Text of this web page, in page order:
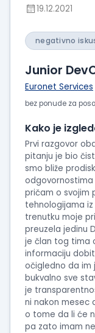
19.12.2021
negativno
Junior
Euronet Services
bez ponude za
Kako je
Prvi razgovor
pitanju je bio
smo bliže
odgovornostima
pričam o svojim
tehnologijama
trenutku moje
preuzela jedinu
je član tog tima
informaciju
očigledno da im
bukvalno sve
je
ni nakon mesec
o tome da li će
pa zato imam